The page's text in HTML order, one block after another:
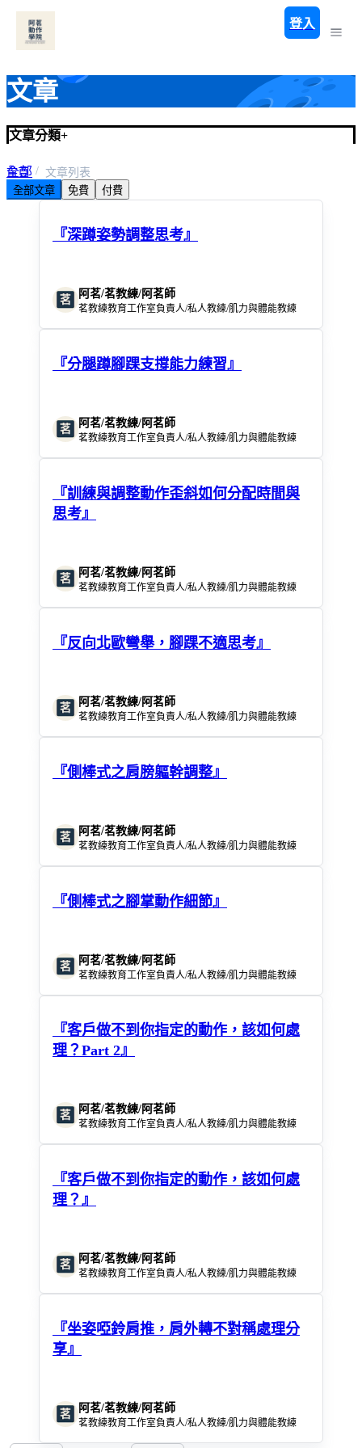
登入
文章
文章分類+
全部
預設類別
首頁
文章列表
全部文章
免費 付費
『深蹲姿勢調整思考』
阿茗/茗教練/阿茗師
茗教練教育工作室負責人/私人教練/肌力與體能教練
『分腿蹲腳踝支撐能力練習』
阿茗/茗教練/阿茗師
茗教練教育工作室負責人/私人教練/肌力與體能教練
『訓練與調整動作歪斜如何分配時間與
思考』
阿茗/茗教練/阿茗師
茗教練教育工作室負責人/私人教練/肌力與體能教練
『反向北歐彎舉，腳踝不適思考』
阿茗/茗教練/阿茗師
茗教練教育工作室負責人/私人教練/肌力與體能教練
『側棒式之肩膀軀幹調整』
阿茗/茗教練/阿茗師
茗教練教育工作室負責人/私人教練/肌力與體能教練
『側棒式之腳掌動作細節』
阿茗/茗教練/阿茗師
茗教練教育工作室負責人/私人教練/肌力與體能教練
『客戶做不到你指定的動作，該如何處
理？Part 2』
阿茗/茗教練/阿茗師
茗教練教育工作室負責人/私人教練/肌力與體能教練
『客戶做不到你指定的動作，該如何處
理？』
阿茗/茗教練/阿茗師
茗教練教育工作室負責人/私人教練/肌力與體能教練
『坐姿啞鈴肩推，肩外轉不對稱處理分
享』
阿茗/茗教練/阿茗師
茗教練教育工作室負責人/私人教練/肌力與體能教練